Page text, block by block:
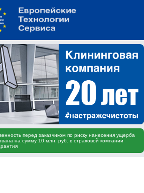
перед заказчиком по риску нанесения ущерба
на сумму 10 млн. руб. в страховой компании